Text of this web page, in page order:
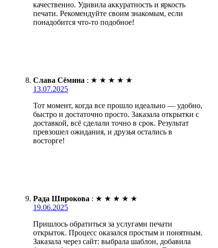
качественно. Удивила аккуратность и яркость
печати. Рекомендуйте своим знакомым, если
понадобится что-то подобное!
Слава Сёмина : ★ ★ ★ ★ ★
13.07.2025
Тот момент, когда все прошло идеально — удобно,
быстро и достаточно просто. Заказала открытки с
доставкой, всё сделали точно в срок. Результат
превзошел ожидания, и друзья остались в
восторге!
Рада Широкова : ★ ★ ★ ★ ★
19.06.2025
Пришлось обратиться за услугами печати
открыток. Процесс оказался простым и понятным.
Заказала через сайт: выбрала шаблон, добавила